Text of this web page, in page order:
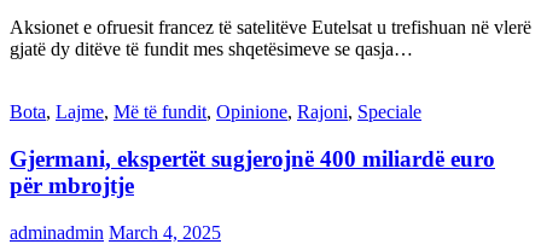
Aksionet e ofruesit francez të satelitëve Eutelsat u trefishuan në vlerë
gjatë dy ditëve të fundit mes shqetësimeve se qasja…
Bota, Lajme, Më të fundit, Opinione, Rajoni, Speciale
Gjermani, ekspertët sugjerojnë 400 miliardë euro
për mbrojtje
adminadmin March 4, 2025